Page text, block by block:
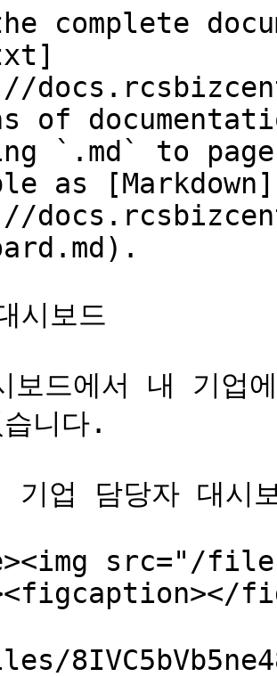
complete
of
`.md` to
as [Markdown]
시보드
보드에서 내 기업
니다.
업 담당자 대시
src="/files/